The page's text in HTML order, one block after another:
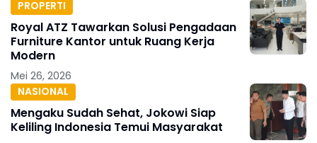
PROPERTI
Royal ATZ Tawarkan Solusi Pengadaan
Furniture Kantor untuk Ruang Kerja
Modern
Mei 26, 2026
NASIONAL
Mengaku Sudah Sehat, Jokowi Siap
Keliling Indonesia Temui Masyarakat